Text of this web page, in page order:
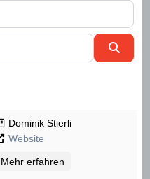
Dominik Stierli
Website
Mehr erfahren